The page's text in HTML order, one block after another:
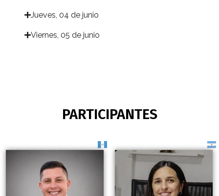
Jueves, 04 de junio​
Viernes, 05 de junio​
PARTICIPANTES